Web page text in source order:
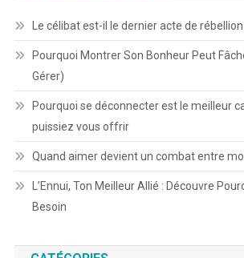
Le célibat est-il le dernier acte de rébellion
Pourquoi Montrer Son Bonheur Peut
Gérer)
Pourquoi se déconnecter est le meilleur
puissiez vous offrir
Quand aimer devient un combat entre
L’Ennui, Ton Meilleur Allié : Découvre
Besoin